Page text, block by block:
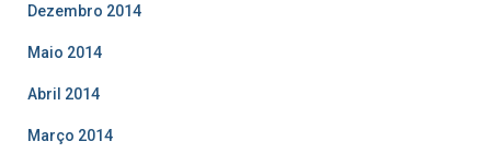
Dezembro 2014
Maio 2014
Abril 2014
Março 2014